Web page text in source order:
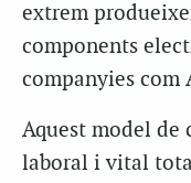
extrem
components
companyies com
Aquest model de
laboral i vital